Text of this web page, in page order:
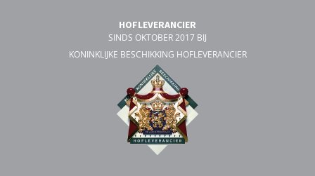
HOFLEVERANCIER
SINDS OKTOBER 2017 BIJ
KONINKLIJKE BESCHIKKING HOFLEVERANCIER